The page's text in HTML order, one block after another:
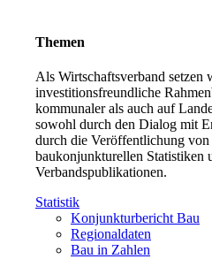
Themen
Als Wirtschaftsverband setzen
investitionsfreundliche
kommunaler als auch auf
sowohl durch den Dialog mit
durch die Veröffentlichung von
baukonjunkturellen Statistiken
Verbandspublikationen.
Statistik
Konjunkturbericht Bau
Regionaldaten
Bau in Zahlen